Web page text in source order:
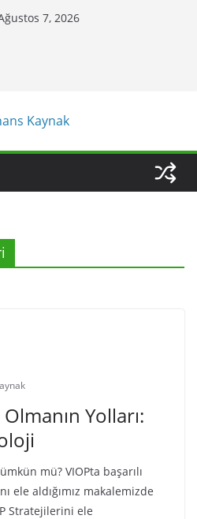
7, 2026
Olmanın Yolları:
mü? VIOPta başarılı
ele aldığımız makalemizde
Stratejilerini ele